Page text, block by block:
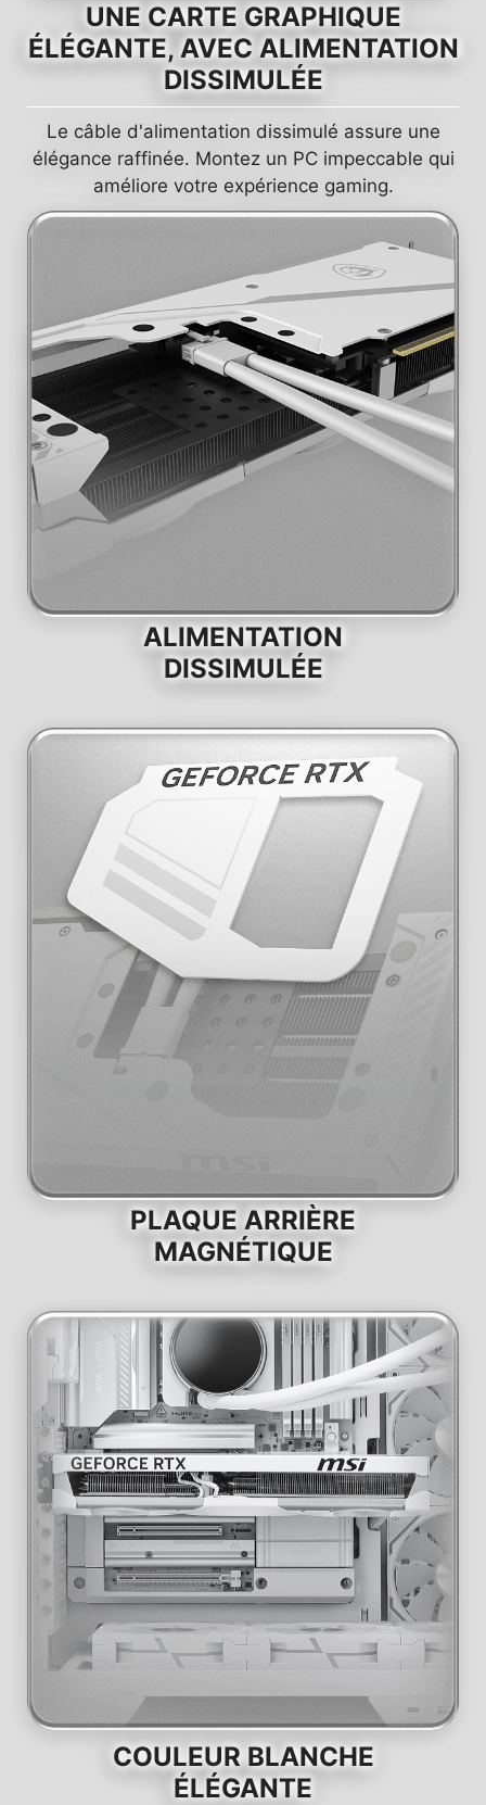
UNE CARTE GRAPHIQUE
ÉLÉGANTE, AVEC ALIMENTATION
DISSIMULÉE
Le câble d'alimentation dissimulé assure une
élégance raffinée. Montez un PC impeccable qui
améliore votre expérience gaming.
ALIMENTATION
DISSIMULÉE
PLAQUE ARRIÈRE
MAGNÉTIQUE
COULEUR BLANCHE
ÉLÉGANTE